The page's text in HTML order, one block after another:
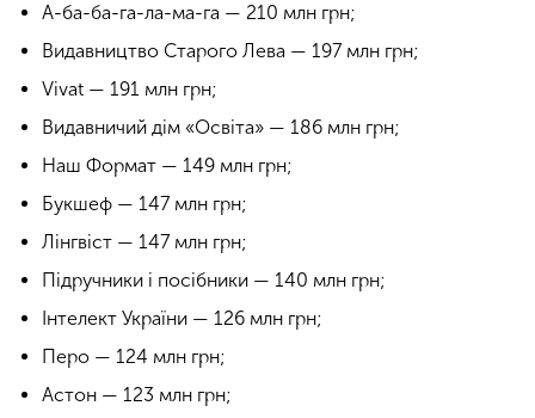
А-ба-ба-га-ла-ма-га — 210 млн грн;
Видавництво Старого Лева — 197 млн грн;
Vivat — 191 млн грн;
Видавничий дім «Освіта» — 186 млн грн;
Наш Формат — 149 млн грн;
Букшеф — 147 млн грн;
Лінгвіст — 147 млн грн;
Підручники і посібники — 140 млн грн;
Інтелект України — 126 млн грн;
Перо — 124 млн грн;
Астон — 123 млн грн;